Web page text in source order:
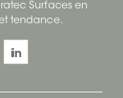
Surfaces en
tendance.